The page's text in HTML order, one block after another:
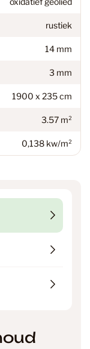
rustiek
14 mm
3 mm
1900 x 235 cm
3.57 m²
0,138 kw/m²